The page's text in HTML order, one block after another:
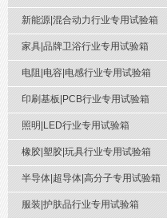
新能源|混合动力行业专用试验箱
家具|品牌卫浴行业专用试验箱
电阻|电容|电感行业专用试验箱
印刷基板|PCB行业专用试验箱
照明|LED行业专用试验箱
橡胶|塑胶|玩具行业专用试验箱
半导体|超导体|高分子专用试验箱
服装|护肤品行业专用试验箱